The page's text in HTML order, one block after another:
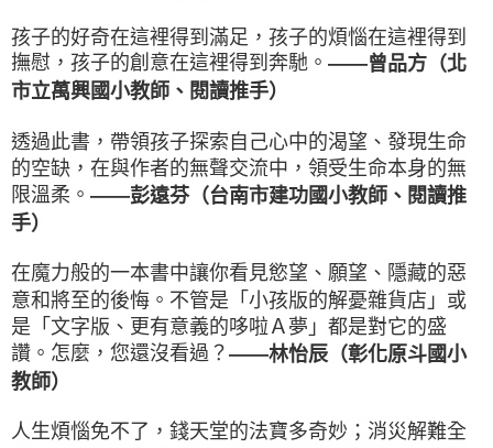
孩子的好奇在這裡得到滿足，孩子的煩惱在這裡得到
撫慰，孩子的創意在這裡得到奔馳。 ——曾品方（北
市立萬興國小教師、閱讀推手）
透過此書，帶領孩子探索自己心中的渴望、發現生命
的空缺，在與作者的無聲交流中，領受生命本身的無
限溫柔。 ——彭遠芬（台南市建功國小教師、閱讀推
手）
在魔力般的一本書中讓你看見慾望、願望、隱藏的惡
意和將至的後悔。不管是「小孩版的解憂雜貨店」或
是「文字版、更有意義的哆啦Ａ夢」都是對它的盛
讚。怎麼，您還沒看過？ ——林怡辰（彰化原斗國小
教師）
人生煩惱免不了，錢天堂的法寶多奇妙；消災解難全